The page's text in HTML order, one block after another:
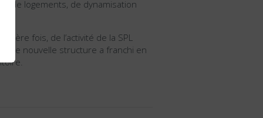
de logements, de dynamisation
fois, de l’activité de la SPL
nouvelle structure a franchi en